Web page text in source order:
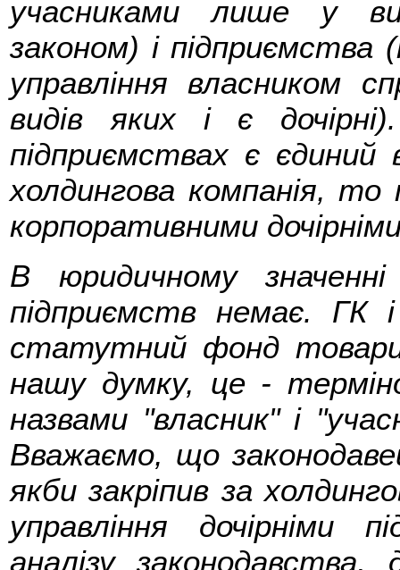
учасниками лише у
законом) і
управління власником
видів яких і є
підприємствах є єдиний
холдингова компанія,
корпоративними
В юридичному
підприємств немає. ГК
статутний фонд
нашу думку, це -
назвами "власник" і
Вважаємо, що
якби закріпив за
управління дочірніми
аналізу законодавства,